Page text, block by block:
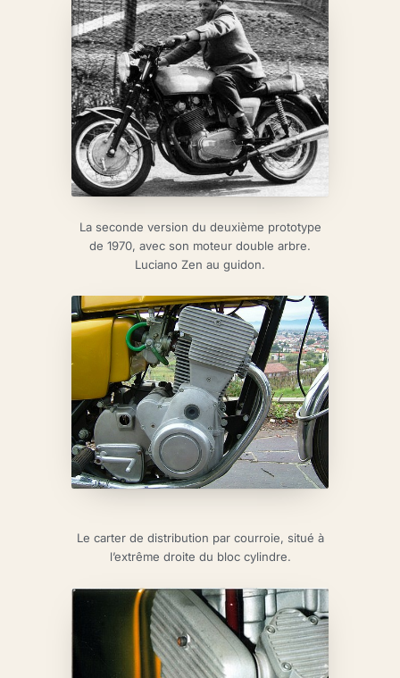
La seconde version du deuxième prototype
de 1970, avec son moteur double arbre.
Luciano Zen au guidon.
Le carter de distribution par courroie, situé à
l’extrême droite du bloc cylindre.